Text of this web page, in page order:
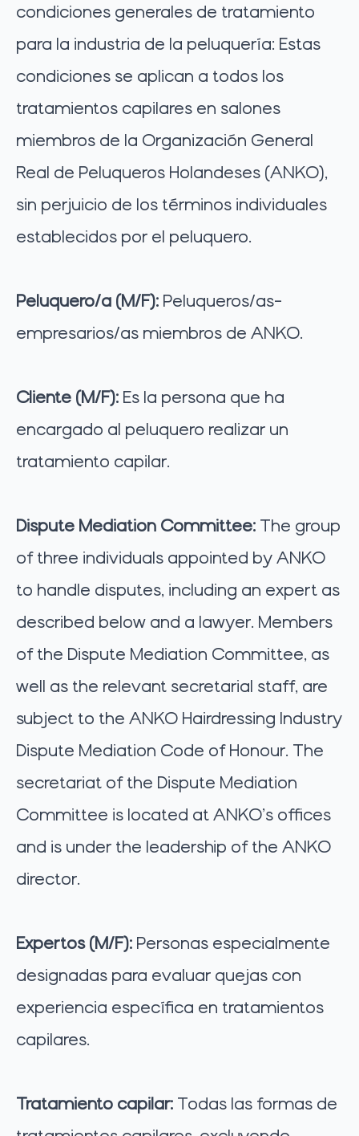
condiciones generales de tratamiento
para la industria de la peluquería: Estas
condiciones se aplican a todos los
tratamientos capilares en salones
miembros de la Organización General
Real de Peluqueros Holandeses (ANKO),
sin perjuicio de los términos individuales
establecidos por el peluquero.
Peluquero/a (M/F): Peluqueros/as-
empresarios/as miembros de ANKO.
Cliente (M/F): Es la persona que ha
encargado al peluquero realizar un
tratamiento capilar.
Dispute Mediation Committee: The group
of three individuals appointed by ANKO
to handle disputes, including an expert as
described below and a lawyer. Members
of the Dispute Mediation Committee, as
well as the relevant secretarial staff, are
subject to the ANKO Hairdressing Industry
Dispute Mediation Code of Honour. The
secretariat of the Dispute Mediation
Committee is located at ANKO’s offices
and is under the leadership of the ANKO
director.
Expertos (M/F): Personas especialmente
designadas para evaluar quejas con
experiencia específica en tratamientos
capilares.
Tratamiento capilar: Todas las formas de